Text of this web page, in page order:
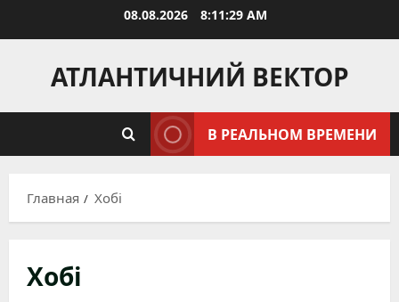
08.08.2026 8:11:29 AM
АТЛАНТИЧНИЙ ВЕКТОР
В РЕАЛЬНОМ ВРЕМЕНИ
Главная Хобі
Хобі